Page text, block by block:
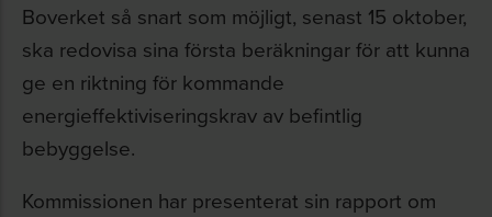
Boverket så snart som möjligt, senast 15 oktober,
ska redovisa sina första beräkningar för att kunna
ge en riktning för kommande
energieffektiviseringskrav av befintlig
bebyggelse.
Kommissionen har presenterat sin rapport om